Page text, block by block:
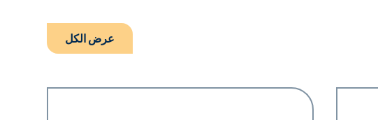
عرض الكل